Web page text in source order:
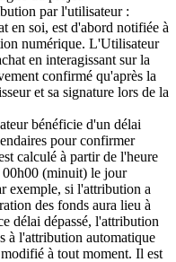
par l'utilisateur :
en soi, est d'abord notifiée à
numérique. L'Utilisateur
en interagissant sur la
confirmé qu'après la
et sa signature lors de la
bénéficie d'un délai
pour confirmer
calculé à partir de l'heure
00h00 (minuit) le jour
exemple, si l'attribution a
des fonds aura lieu à
délai dépassé, l'attribution
à l'attribution automatique
à tout moment. Il est